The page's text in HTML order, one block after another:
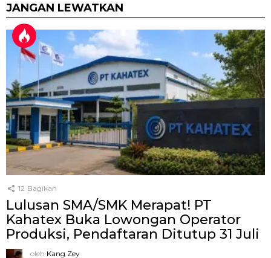
JANGAN LEWATKAN
12 Bagikan
Lulusan SMA/SMK Merapat! PT
Kahatex Buka Lowongan Operator
Produksi, Pendaftaran Ditutup 31 Juli
oleh Kang Zey